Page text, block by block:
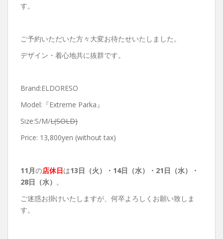
す。
ご予約いただいた方々大変お待たせいたしました。
デザイン・着心地共に抜群です。
Brand:ELDORESO
Model:『Extreme Parka』
Size:S/M/L(SOLD)
Price: 13,800yen (without tax)
11月の店休日は13日（火）・14日（水）・21日（水）・
28日（水） 。
ご迷惑お掛けいたしますが、何卒よろしくお願い致しま
す。